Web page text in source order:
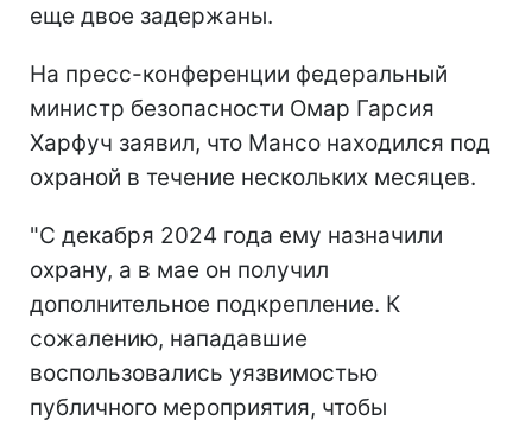
еще двое задержаны.
На пресс-конференции федеральный
министр безопасности Омар Гарсия
Харфуч заявил, что Мансо находился под
охраной в течение нескольких месяцев.
"С декабря 2024 года ему назначили
охрану, а в мае он получил
дополнительное подкрепление. К
сожалению, нападавшие
воспользовались уязвимостью
публичного мероприятия, чтобы